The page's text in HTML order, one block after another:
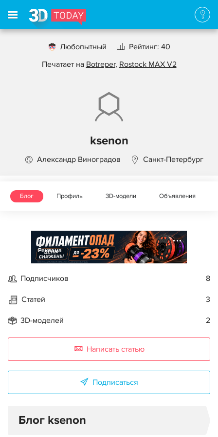
Любопытный
Рейтинг: 40
Печатает на Botreper, Rostock MAX V2
ksenon
Александр Виноградов Санкт-Петербург
Блог Профиль 3D-модели Объявления
Реклама
Подписчиков 8
Статей 3
3D-моделей 2
Написать статью
Подписаться
Блог ksenon